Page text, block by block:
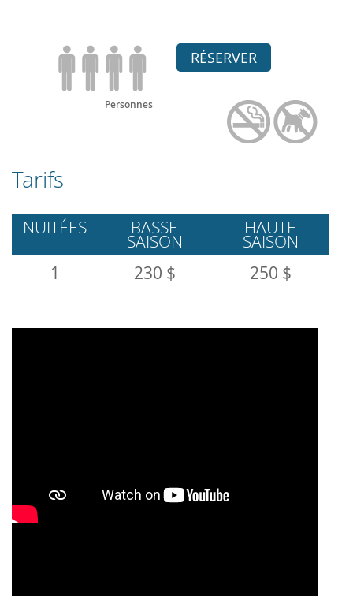
Personnes
RÉSERVER
Tarifs
NUITÉES BASSE
SAISON
HAUTE
SAISON
1
230 $ 250 $